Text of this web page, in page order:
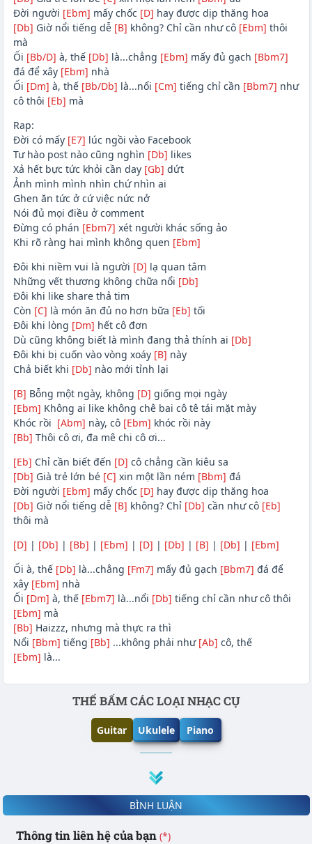
Đời người [Ebm] mấy chốc [D] hay được dịp thăng hoa
[Db] Giờ nổi tiếng dễ [B] không? Chỉ cần như cô [Ebm] thôi
mà
Ối [Bb/D] à, thế [Db] là...chẳng [Ebm] mấy đủ gạch [Bbm7]
đá để xây [Ebm] nhà
Ối [Dm] à, thế [Bb/Db] là...nổi [Cm] tiếng chỉ cần [Bbm7] như
cô thôi [Eb] mà
Rap:
Đời có mấy [E7] lúc ngồi vào Facebook
Tư hào post nào cũng nghìn [Db] likes
Xả hết bực tức khỏi cần day [Gb] dứt
Ảnh mình mình nhìn chứ nhìn ai
Ghen ăn tức ở cứ việc nức nở
Nói đủ mọi điều ở comment
Đừng có phán [Ebm7] xét người khác sống ảo
Khi rõ ràng hai mình không quen [Ebm]
Đôi khi niềm vui là người [D] lạ quan tâm
Những vết thương không chữa nổi [Db]
Đôi khi like share thả tim
Còn [C] là món ăn đủ no hơn bữa [Eb] tối
Đôi khi lòng [Dm] hết cô đơn
Dù cũng không biết là mình đang thả thính ai [Db]
Đôi khi bị cuốn vào vòng xoáy [B] này
Chả biết khi [Db] nào mới tỉnh lại
[B] Bỗng một ngày, không [D] giống mọi ngày
[Ebm] Không ai like không chê bai cô tê tái mặt mày
Khóc rồi [Abm] này, cô [Ebm] khóc rồi này
[Bb] Thôi cô ơi, đa mê chi cô ơi...
[Eb] Chỉ cần biết đến [D] cô chẳng cần kiêu sa
[Db] Già trẻ lớn bé [C] xin một lần ném [Bbm] đá
Đời người [Ebm] mấy chốc [D] hay được dịp thăng hoa
[Db] Giờ nổi tiếng dễ [B] không? Chỉ [Db] cần như cô [Eb]
thôi mà
[D] | [Db] | [Bb] | [Ebm] | [D] | [Db] | [B] | [Db] | [Ebm]
Ối à, thế [Db] là...chẳng [Fm7] mấy đủ gạch [Bbm7] đá để
xây [Ebm] nhà
Ối [Dm] à, thế [Ebm7] là...nổi [Db] tiếng chỉ cần như cô thôi
[Ebm] mà
[Bb] Haizzz, nhưng mà thực ra thì
Nổi [Bbm] tiếng [Bb] ...không phải như [Ab] cô, thế
[Ebm] là...
Phần nội dungTHẾ BẤM CÁC LOẠI NHẠC CỤ
Guitar Ukulele Piano
BÌNH LUẬN
Thông tin liên hệ của bạn (*)